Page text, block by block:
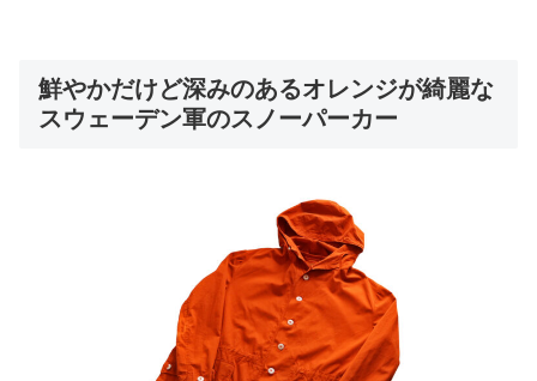
鮮やかだけど深みのあるオレンジが綺麗な
スウェーデン軍のスノーパーカー